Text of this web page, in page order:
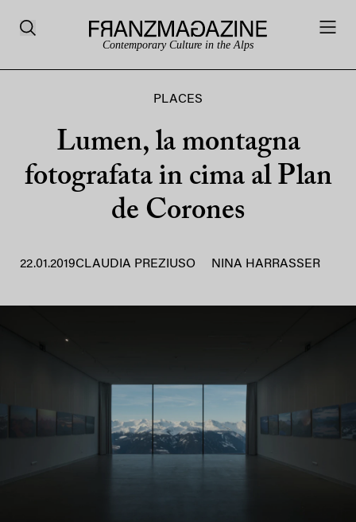
Contemporary Culture in the Alps
PLACES
Lumen, la montagna
fotografata in cima al Plan
de Corones
22.01.2019CLAUDIA PREZIUSO NINA HARRASSER